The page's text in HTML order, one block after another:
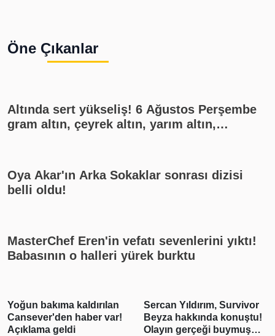
Öne Çıkanlar
Altında sert yükseliş! 6 Ağustos Perşembe
gram altın, çeyrek altın, yarım altın,
Oya Akar'ın Arka Sokaklar sonrası dizisi
belli oldu!
MasterChef Eren'in vefatı sevenlerini yıktı!
Babasının o halleri yürek burktu
Yoğun bakıma kaldırılan
Cansever'den haber var!
Açıklama geldi
Sercan Yıldırım, Survivor
Beyza hakkında konuştu!
Olayın gerçeği buymuş…